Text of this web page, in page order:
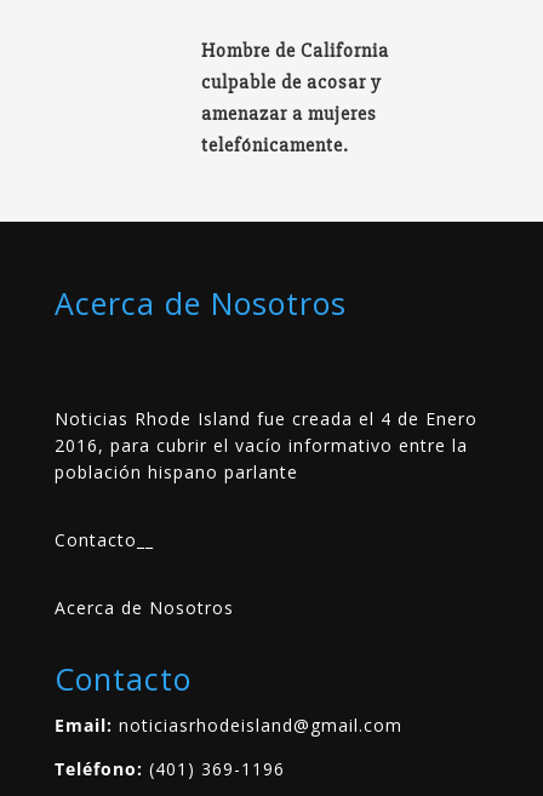
Hombre de California
culpable de acosar y
amenazar a mujeres
telefónicamente.
Acerca de Nosotros
Noticias Rhode Island fue creada el 4 de Enero
2016, para cubrir el vacío informativo entre la
población hispano parlante
Contacto
Acerca de Nosotros
Contacto
Email: noticiasrhodeisland@gmail.com
Teléfono: (401) 369-1196